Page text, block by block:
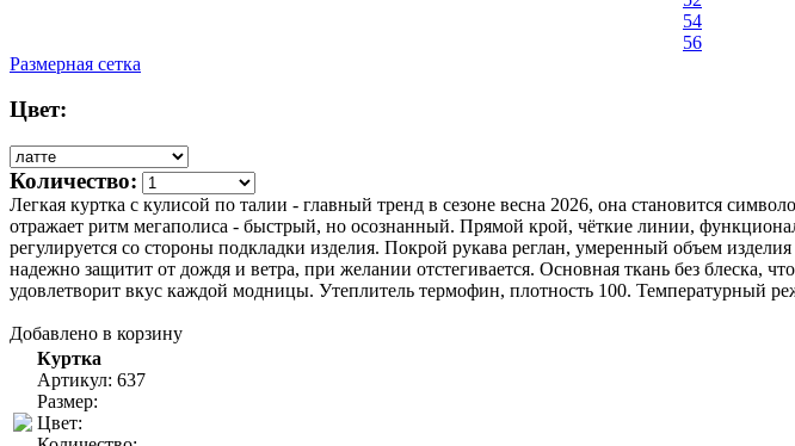
54
56
Размерная сетка
Цвет:
Количество:
Легкая куртка с кулисой по талии - главный тренд в сезоне весна 2026, она становится
отражает ритм мегаполиса - быстрый, но осознанный. Прямой крой, чёткие линии,
регулируется со стороны подкладки изделия. Покрой рукава реглан, умеренный объем
надежно защитит от дождя и ветра, при желании отстегивается. Основная ткань без блеска,
удовлетворит вкус каждой модницы. Утеплитель термофин, плотность 100. Температурный
Добавлено в корзину
Куртка
Артикул: 637
Размер:
Цвет: